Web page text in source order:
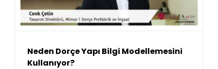
Neden Dorçe Yapı Bilgi Modellemesini
Kullanıyor?